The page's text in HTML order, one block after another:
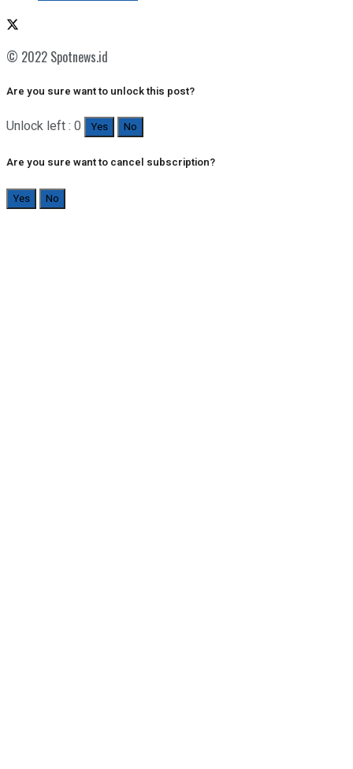
© 2022 Spotnews.id
Are you sure want to unlock this post?
Unlock left : 0 Yes No
Are you sure want to cancel subscription?
Yes No